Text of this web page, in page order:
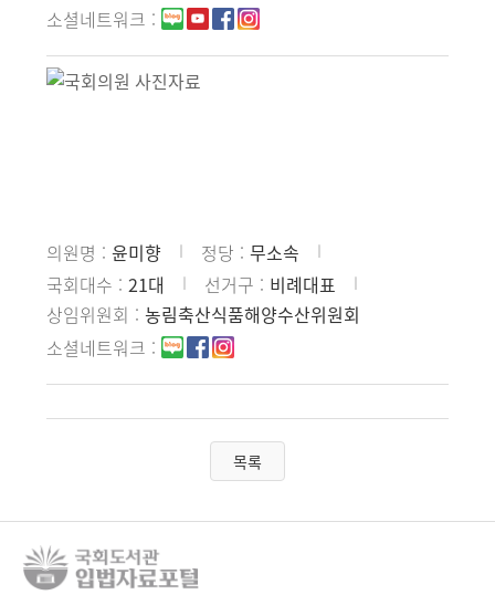
소셜네트워크
의원명 윤미향 정당
무소속
국회대수
21대 선거구
비례대표
상임위원회
농림축산식품해양수산위원회
소셜네트워크
목록